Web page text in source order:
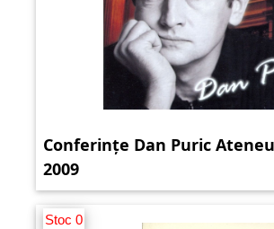
Conferințe Dan Puric
2009
Stoc 0